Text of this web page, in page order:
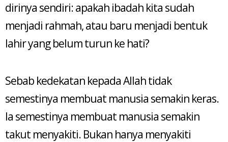
dirinya sendiri: apakah ibadah kita sudah
menjadi rahmah, atau baru menjadi bentuk
lahir yang belum turun ke hati?
Sebab kedekatan kepada Allah tidak
semestinya membuat manusia semakin keras.
Ia semestinya membuat manusia semakin
takut menyakiti. Bukan hanya menyakiti